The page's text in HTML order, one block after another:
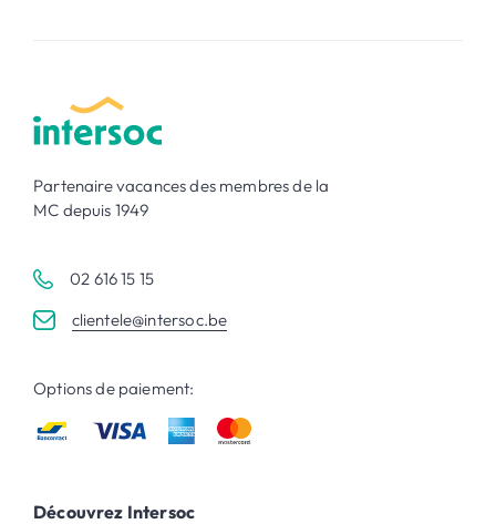
Partenaire vacances des membres de la
MC depuis 1949
02 616 15 15
clientele@intersoc.be
Options de paiement:
Découvrez Intersoc